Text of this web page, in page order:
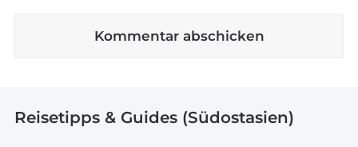
Reisetipps & Guides (Südostasien)